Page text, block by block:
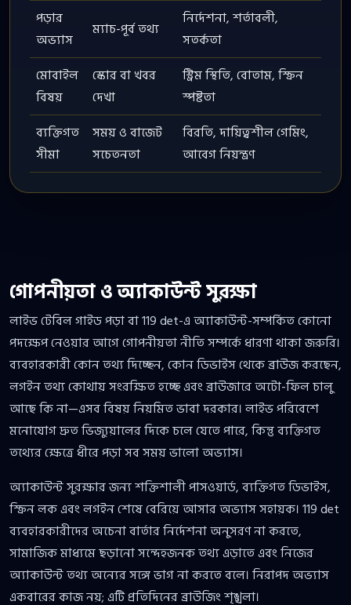
পড়ার
অভ্যাস
ম্যাচ-পূর্ব তথ্য
নির্দেশনা, শর্তাবলী,
সতর্কতা
মোবাইল
বিষয়
স্কোর বা খবর
দেখা
স্ট্রিম স্থিতি, বোতাম, স্ক্রিন
স্পষ্টতা
ব্যক্তিগত
সীমা
সময় ও বাজেট
সচেতনতা
বিরতি, দায়িত্বশীল গেমিং,
আবেগ নিয়ন্ত্রণ
গোপনীয়তা ও অ্যাকাউন্ট সুরক্ষা
লাইভ টেবিল গাইড পড়া বা 119 det-এ অ্যাকাউন্ট-সম্পর্কিত কোনো
পদক্ষেপ নেওয়ার আগে গোপনীয়তা নীতি সম্পর্কে ধারণা থাকা জরুরি।
ব্যবহারকারী কোন তথ্য দিচ্ছেন, কোন ডিভাইস থেকে ব্রাউজ করছেন,
লগইন তথ্য কোথায় সংরক্ষিত হচ্ছে এবং ব্রাউজারে অটো-ফিল চালু
আছে কি না—এসব বিষয় নিয়মিত ভাবা দরকার। লাইভ পরিবেশে
মনোযোগ দ্রুত ভিজ্যুয়ালের দিকে চলে যেতে পারে, কিন্তু ব্যক্তিগত
তথ্যের ক্ষেত্রে ধীরে পড়া সব সময় ভালো অভ্যাস।
অ্যাকাউন্ট সুরক্ষার জন্য শক্তিশালী পাসওয়ার্ড, ব্যক্তিগত ডিভাইস,
স্ক্রিন লক এবং লগইন শেষে বেরিয়ে আসার অভ্যাস সহায়ক। 119 det
ব্যবহারকারীদের অচেনা বার্তার নির্দেশনা অনুসরণ না করতে,
সামাজিক মাধ্যমে ছড়ানো সন্দেহজনক তথ্য এড়াতে এবং নিজের
অ্যাকাউন্ট তথ্য অন্যের সঙ্গে ভাগ না করতে বলে। নিরাপদ অভ্যাস
একবারের কাজ নয়; এটি প্রতিদিনের ব্রাউজিং শৃঙ্খলা।